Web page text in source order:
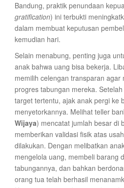
Bandung, praktik penundaan
gratification) ini terbukti
dalam membuat keputusan
kemudian hari.
Selain menabung, penting juga
anak bahwa uang bisa bekerja.
memilih celengan transparan agar
progres tabungan mereka.
target tertentu, ajak anak pergi ke
menyetorkannya. Melihat teller
Wijaya) mencatat jumlah besar di
memberikan validasi fisik atas
dilakukan. Dengan melibatkan
mengelola uang, membeli barang
tabungannya, dan bahkan
orang tua telah berhasil